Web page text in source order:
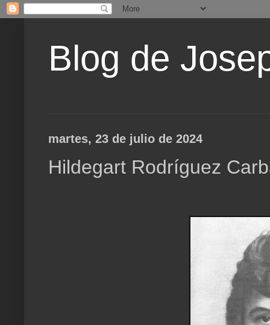
Blog de
martes, 23 de julio de 2024
Hildegart Rodríguez